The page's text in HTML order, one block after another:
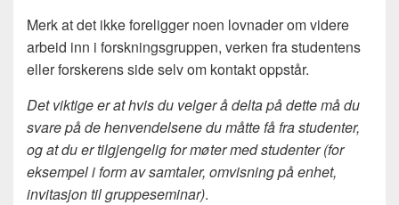
Merk at det ikke foreligger noen lovnader om videre
arbeid inn i forskningsgruppen, verken fra studentens
eller forskerens side selv om kontakt oppstår.
Det viktige er at hvis du velger å delta på dette må du
svare på de henvendelsene du måtte få fra studenter,
og at du er tilgjengelig for møter med studenter (for
eksempel i form av samtaler, omvisning på enhet,
invitasjon til gruppeseminar).